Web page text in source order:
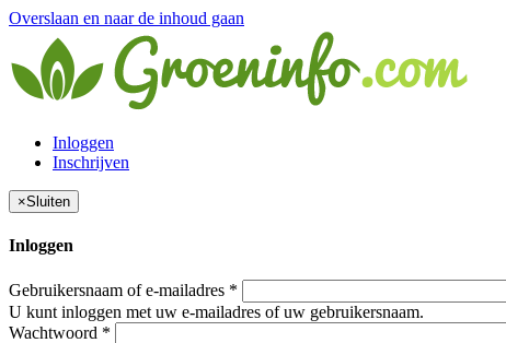
Overslaan en naar de inhoud gaan
Inloggen
Inschrijven
×Sluiten
Inloggen
Gebruikersnaam of e-mailadres *
U kunt inloggen met uw e-mailadres of uw gebruikersnaam.
Wachtwoord *